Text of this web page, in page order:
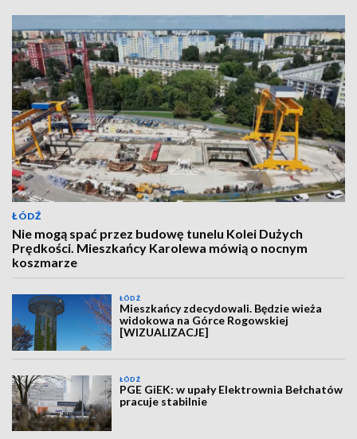
ŁÓDŹ
Nie mogą spać przez budowę tunelu Kolei Dużych
Prędkości. Mieszkańcy Karolewa mówią o nocnym
koszmarze
ŁÓDŹ
Mieszkańcy zdecydowali. Będzie wieża
widokowa na Górce Rogowskiej
[WIZUALIZACJE]
ŁÓDŹ
PGE GiEK: w upały Elektrownia Bełchatów
pracuje stabilnie